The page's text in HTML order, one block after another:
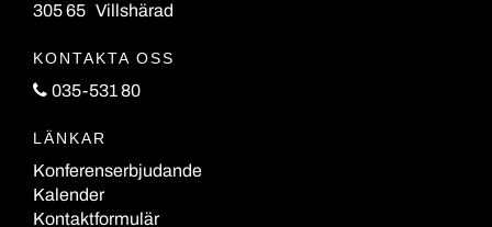
305 65 Villshärad
KONTAKTA OSS
035-531 80
LÄNKAR
Konferenserbjudande
Kalender
Kontaktformulär